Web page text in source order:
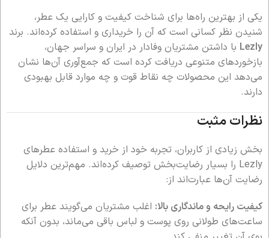
یکی از بهترین راه‌ها برای شناخت کیفیت و کارایی یک عطر،
شنیدن نظر کسانی است که آن را خریداری و استفاده کرده‌اند. برند
Lezly با داشتن مشتریان وفادار در ایران و سراسر جهان،
بازخوردهای متنوعی دریافت کرده است که جمع‌آوری آن‌ها نشان
می‌دهد این محصولات چه نقاط قوت و چه موارد قابل بهبودی
دارند.
نظرات مثبت
بخش زیادی از کاربران، تجربه خود از خرید و استفاده عطرهای
Lezly را بسیار رضایت‌بخش توصیف کرده‌اند. مهم‌ترین دلایل
رضایت آن‌ها عبارت‌اند از:
کیفیت رایحه و ماندگاری بالا: اغلب مشتریان می‌گویند عطر برای
ساعت‌های طولانی روی پوست و لباس باقی می‌ماند، بدون آنکه